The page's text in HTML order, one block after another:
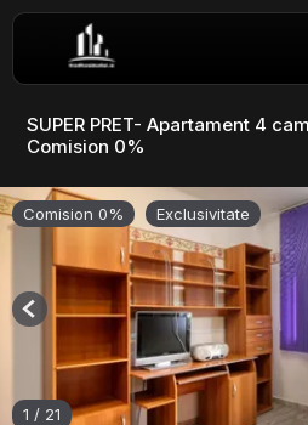
SUPER PRET- Apartament 4
Comision 0%
Comision 0% Exclusivitate
1 / 21
Previous